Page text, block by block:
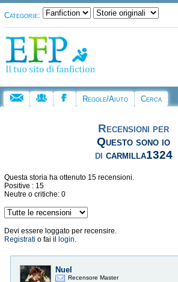
Categorie:
Regole/Aiuto Cerca
Recensioni per
Questo sono io
di carmilla1324
Questa storia ha ottenuto 15 recensioni.
Positive : 15
Neutre o critiche: 0
Devi essere loggato per recensire.
Registrati o fai il login.
Nuel
Recensore Master